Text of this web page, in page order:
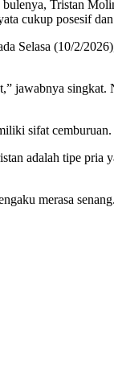
Tristan
cukup posesif
Selasa (10/2/
jawabnya
sifat cemburuan.
adalah tipe
merasa